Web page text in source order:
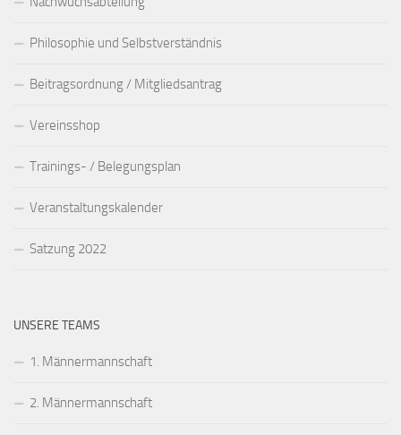
Philosophie und Selbstverständnis
Beitragsordnung / Mitgliedsantrag
Vereinsshop
Trainings- / Belegungsplan
Veranstaltungskalender
Satzung 2022
UNSERE TEAMS
1. Männermannschaft
2. Männermannschaft